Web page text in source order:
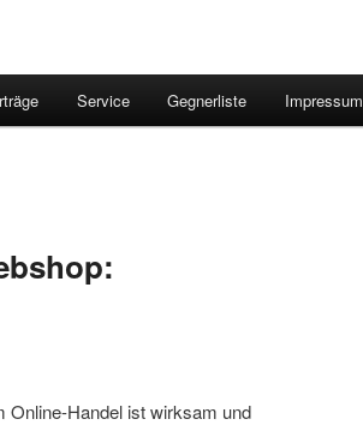
Service Gegnerliste Impressum
Online-Handel ist wirksam und